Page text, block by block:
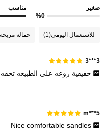
صغير
%0
مناسب
للاستعمال اليومي(1) حمالة
3***3
حقيقية روعه علي الطبيعه تحفه
m***5
Nicecomfortablesandles